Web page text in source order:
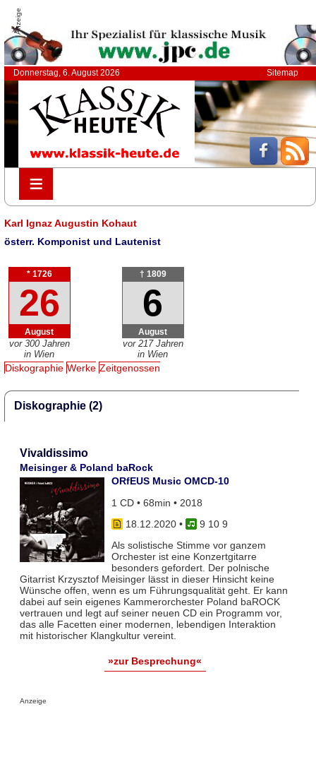
Anzeige
Donnerstag, 6. August 2026 Sitemap
≡
≡
Karl Ignaz Augustin Kohaut
österr. Komponist und Lautenist
* 1726
26
August
vor 300 Jahren
in Wien
† 1809
6
August
vor 217 Jahren
in Wien
Diskographie Werke Zeitgenossen
Diskographie (2)
Vivaldissimo
Meisinger & Poland baRock
ORfEUS Music OMCD-10
1 CD • 68min • 2018
18.12.2020•
9 10 9
Als solistische Stimme vor ganzem
Orchester ist eine Konzertgitarre
besonders gefordert. Der polnische
Gitarrist Krzysztof Meisinger lässt in dieser Hinsicht keine
Wünsche offen, wenn es um Führungsqualität geht. Er kann
dabei auf sein eigenes Kammerorchester Poland baROCK
vertrauen und legt auf seiner neuen CD ein Programm vor,
das alle Facetten einer modernen, lebendigen Interaktion
mit historischer Klangkultur vereint.
»zur Besprechung«
Anzeige